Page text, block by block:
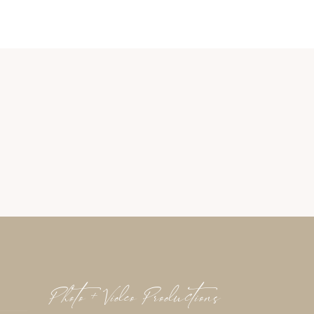
Photo + Video Productions